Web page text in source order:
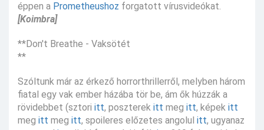
éppen a Prometheushoz forgatott vírusvideókat.
[Koimbra]
**Don't Breathe - Vaksötét
**
Szóltunk már az érkező horrorthrillerről, melyben három
fiatal egy vak ember házába tör be, ám ők húzzák a
rövidebbet (sztori itt, poszterek itt meg itt, képek itt
meg itt meg itt, spoileres előzetes angolul itt, ugyanaz